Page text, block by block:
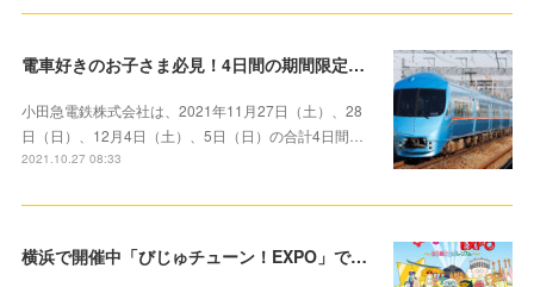
電車好きのお子さま必見！4日間の期間限定 「お子さま対象」100円で小田急線を1日満喫できる「1日全線フリー乗車券」を発売
小田急電鉄株式会社は、2021年11月27日（土）、28
日（日）、12月4日（土）、5日（日）の合計4日間…
2021.10.27 08:33
横浜で開催中「びじゅチューン！EXPO」で楽しく芸術の秋を楽しもう